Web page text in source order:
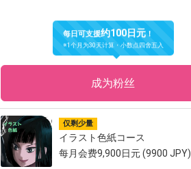
每日可支援约100日元！
※1个月为30天计算・小数点四舍五入
成为粉丝
仅剩少量
イラスト色紙コース
每月会费9,900日元 (9900 JPY)